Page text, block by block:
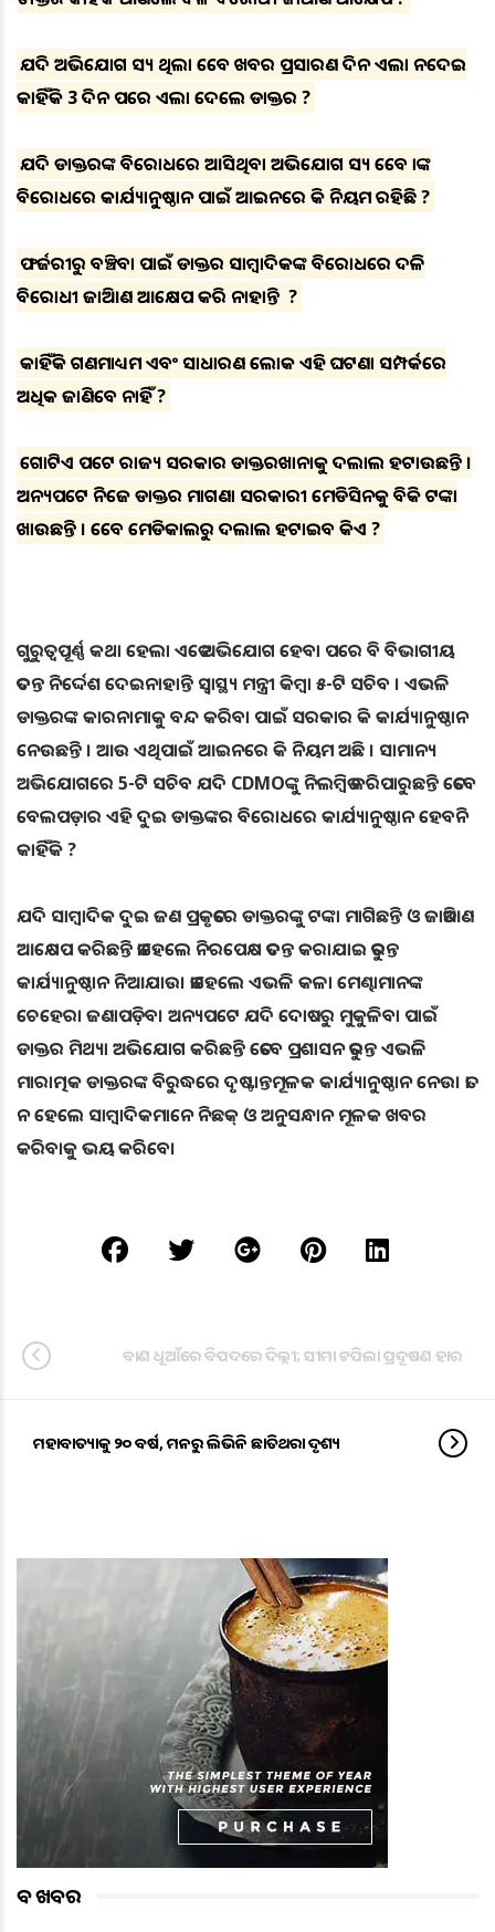
ଯଦି ଅଭିଯୋଗ ସତ୍ୟ ଥିଲା ତେବେ ଖବର ପ୍ରସାରଣ ଦିନ ଏତଲା ନଦେଇ
କାହିଁକି 3 ଦିନ ପରେ ଏତଲା ଦେଲେ ଡାକ୍ତର ?
ଯଦି ଡାକ୍ତରଙ୍କ ବିରୋଧରେ ଆସିଥିବା ଅଭିଯୋଗ ସତ୍ୟ ତେବେ ତାଙ୍କ
ବିରୋଧରେ କାର୍ଯ୍ୟାନୁଷ୍ଠାନ ପାଇଁ ଆଇନରେ କି ନିୟମ ରହିଛି ?
ଫର୍ଜରୀରୁ ବଞ୍ଚିବା ପାଇଁ ଡାକ୍ତର ସାମ୍ବାଦିକଙ୍କ ବିରୋଧରେ ଦଳିତ
ବିରୋଧୀ ଜାତିଆଣ ଆକ୍ଷେପ କରି ନାହାନ୍ତି ତ ?
କାହିଁକି ଗଣମାଧ୍ୟମ ଏବଂ ସାଧାରଣ ଲୋକ ଏହି ଘଟଣା ସମ୍ପର୍କରେ
ଅଧିକ ଜାଣିବେ ନାହିଁ ?
ଗୋଟିଏ ପଟେ ରାଜ୍ୟ ସରକାର ଡାକ୍ତରଖାନାକୁ ଦଲାଲ ହଟାଉଛନ୍ତି ।
ଅନ୍ୟପଟେ ନିଜେ ଡାକ୍ତର ମାଗଣା ସରକାରୀ ମେଡିସିନକୁ ବିକି ଟଙ୍କା
ଖାଉଛନ୍ତି । ତେବେ ମେଡିକାଲରୁ ଦଲାଲ ହଟାଇବ କିଏ ?
ଗୁରୁତ୍ବପୂର୍ଣ୍ଣ କଥା ହେଲା ଏତେ ଅଭିଯୋଗ ହେବା ପରେ ବି ବିଭାଗୀୟ
ତଦନ୍ତ ନିର୍ଦ୍ଦେଶ ଦେଇନାହାନ୍ତି ସ୍ବାସ୍ଥ୍ୟ ମନ୍ତ୍ରୀ କିମ୍ବା ୫-ଟି ସଚିବ । ଏଭଳି
ଡାକ୍ତରଙ୍କ କାରନାମାକୁ ବନ୍ଦ କରିବା ପାଇଁ ସରକାର କି କାର୍ଯ୍ୟାନୁଷ୍ଠାନ
ନେଉଛନ୍ତି । ଆଉ ଏଥିପାଇଁ ଆଇନରେ କି ନିୟମ ଅଛି । ସାମାନ୍ୟ
ଅଭିଯୋଗରେ 5-ଟି ସଚିବ ଯଦି CDMOଙ୍କୁ ନିଲମ୍ବିତ କରିପାରୁଛନ୍ତି ତେବେ
ବେଲପଡ଼ାର ଏହି ଦୁଇ ଡାକ୍ତଙ୍କର ବିରୋଧରେ କାର୍ଯ୍ୟାନୁଷ୍ଠାନ ହେବନି
କାହିଁକି ?
ଯଦି ସାମ୍ବାଦିକ ଦୁଇ ଜଣ ପ୍ରକୃତରେ ଡାକ୍ତରଙ୍କୁ ଟଙ୍କା ମାଗିଛନ୍ତି ଓ ଜାତିଆଣ
ଆକ୍ଷେପ କରିଛନ୍ତି ତାହେଲେ ନିରପେକ୍ଷ ତଦନ୍ତ କରାଯାଇ ତୁରନ୍ତ
କାର୍ଯ୍ୟାନୁଷ୍ଠାନ ନିଆଯାଉ। ତାହେଲେ ଏଭଳି କଳା ମେଣ୍ଢାମାନଙ୍କ
ଚେହେରା ଜଣାପଡ଼ିବ। ଅନ୍ୟପଟେ ଯଦି ଦୋଷରୁ ମୁକୁଳିବା ପାଇଁ
ଡାକ୍ତର ମିଥ୍ୟା ଅଭିଯୋଗ କରିଛନ୍ତି ତେବେ ପ୍ରଶାସନ ତୁରନ୍ତ ଏଭଳି
ମାରାତ୍ମକ ଡାକ୍ତରଙ୍କ ବିରୁଦ୍ଧରେ ଦୃଷ୍ଟାନ୍ତମୂଳକ କାର୍ଯ୍ୟାନୁଷ୍ଠାନ ନେଉ। ତା
ନ ହେଲେ ସାମ୍ବାଦିକମାନେ ନିଛକ୍ ଓ ଅନୁସନ୍ଧାନ ମୂଳକ ଖବର
କରିବାକୁ ଭୟ କରିବେ।
ବାଣ ଧୂଆଁରେ ବିପଦରେ ଦିଲ୍ଲୀ; ସୀମା ଟପିଲା ପ୍ରଦୂଷଣ ହାର
ମହାବାତ୍ୟାକୁ ୨୦ ବର୍ଷ, ମନରୁ ଲିଭିନି ଛାତିଥରା ଦୃଶ୍ୟ
ବଡ ଖବର